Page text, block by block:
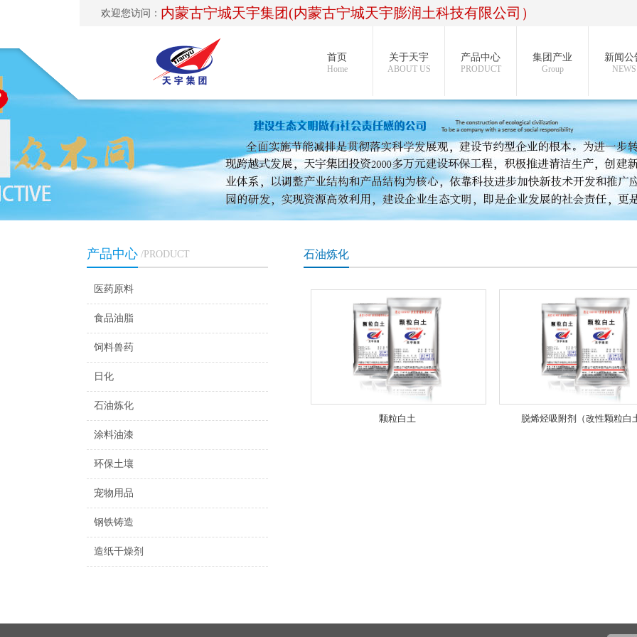
欢迎您访问： 内蒙古宁城天宇集团(内蒙古宁城天宇膨润土科技有限公司）
首页
Home
关于天宇
ABOUT US
产品中心
PRODUCT
集团产业
Group
新闻公
NEWS
产品中心 /PRODUCT
医药原料
食品油脂
饲料兽药
日化
石油炼化
涂料油漆
环保土壤
宠物用品
钢铁铸造
造纸干燥剂
石油炼化
颗粒白土 脱烯烃吸附剂（改性颗粒白